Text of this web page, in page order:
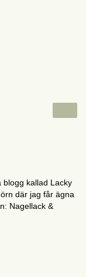
blogg kallad Lacky
där jag får ägna
Nagellack &